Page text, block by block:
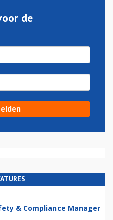
de
& Compliance Manager